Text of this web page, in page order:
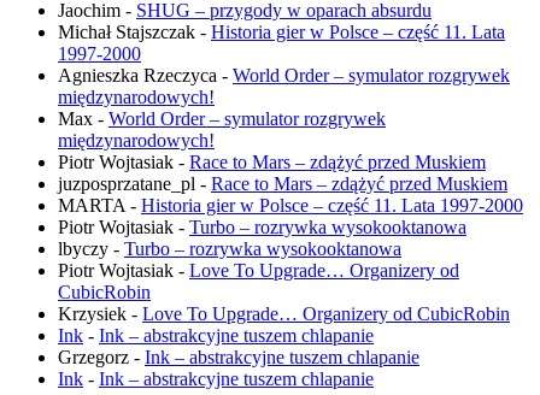
Jaochim - SHUG – przygody w oparach absurdu
Michał Stajszczak - Historia gier w Polsce – część 11. Lata
1997-2000
Agnieszka Rzeczyca - World Order – symulator rozgrywek
międzynarodowych!
Max - World Order – symulator rozgrywek
międzynarodowych!
Piotr Wojtasiak - Race to Mars – zdążyć przed Muskiem
juzposprzatane_pl - Race to Mars – zdążyć przed Muskiem
MARTA - Historia gier w Polsce – część 11. Lata 1997-2000
Piotr Wojtasiak - Turbo – rozrywka wysokooktanowa
lbyczy - Turbo – rozrywka wysokooktanowa
Piotr Wojtasiak - Love To Upgrade… Organizery od
CubicRobin
Krzysiek - Love To Upgrade… Organizery od CubicRobin
Ink - Ink – abstrakcyjne tuszem chlapanie
Grzegorz - Ink – abstrakcyjne tuszem chlapanie
Ink - Ink – abstrakcyjne tuszem chlapanie